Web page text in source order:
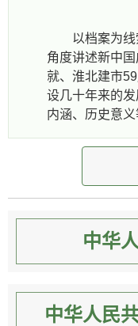
以档案为
角度讲述新中
就、淮北建市
设几十年来的
内涵、历史意义
中华
中华人民